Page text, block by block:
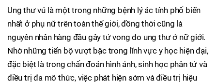
Ung thư vú là một trong những bệnh lý ác tính phổ biến
nhất ở phụ nữ trên toàn thế giới, đồng thời cũng là
nguyên nhân hàng đầu gây tử vong do ung thư ở nữ giới.
Nhờ những tiến bộ vượt bậc trong lĩnh vực y học hiện đại,
đặc biệt là trong chẩn đoán hình ảnh, sinh học phân tử và
điều trị đa mô thức, việc phát hiện sớm và điều trị hiệu